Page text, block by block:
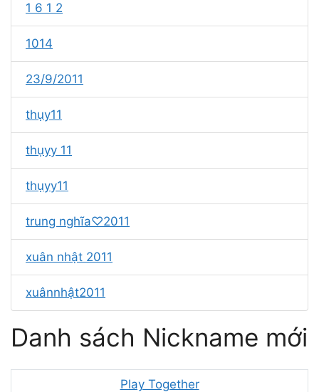
1 6 1 2
1014
23/9/2011
thụy11
thụyy 11
thụyy11
trung nghĩa♡2011
xuân nhật 2011
xuânnhật2011
Danh sách Nickname mới
Play Together